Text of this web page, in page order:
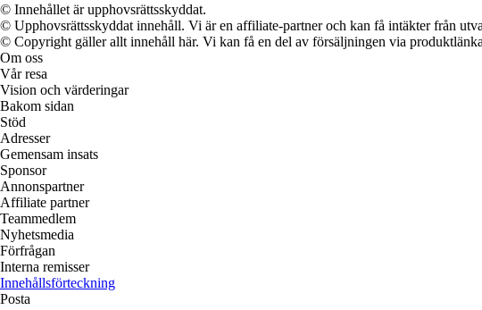
© Innehållet är upphovsrättsskyddat.
© Upphovsrättsskyddat innehåll. Vi är en affiliate-partner och kan få intäkter från
© Copyright gäller allt innehåll här. Vi kan få en del av försäljningen via
Om oss
Vår resa
Vision och värderingar
Bakom sidan
Stöd
Adresser
Gemensam insats
Sponsor
Annonspartner
Affiliate partner
Teammedlem
Nyhetsmedia
Förfrågan
Interna remisser
Innehållsförteckning
Posta